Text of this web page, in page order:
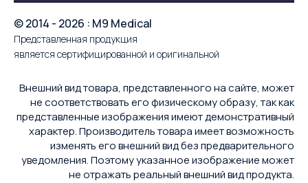
© 2014 - 2026 : M9 Medical
Представленная продукция
является сертифицированной и оригинальной
Внешний вид товара, представленного на сайте, может
не соответствовать его физическому образу, так как
представленные изображения имеют демонстративный
характер. Производитель товара имеет возможность
изменять его внешний вид без предварительного
уведомления. Поэтому указанное изображение может
не отражать реальный внешний вид продукта.